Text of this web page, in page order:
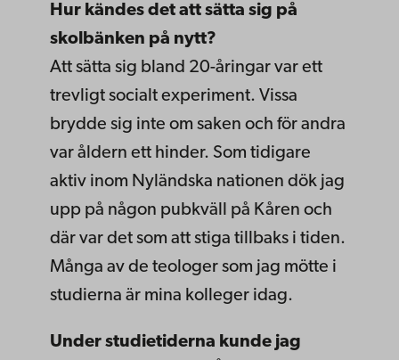
Hur kändes det att sätta sig på
skolbänken på nytt?
Att sätta sig bland 20-åringar var ett
trevligt socialt experiment. Vissa
brydde sig inte om saken och för andra
var åldern ett hinder. Som tidigare
aktiv inom Nyländska nationen dök jag
upp på någon pubkväll på Kåren och
där var det som att stiga tillbaks i tiden.
Många av de teologer som jag mötte i
studierna är mina kolleger idag.
Under studietiderna kunde jag